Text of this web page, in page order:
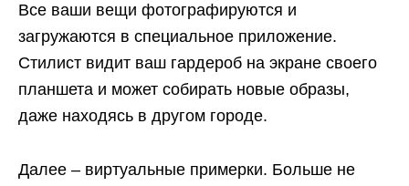
Все ваши вещи фотографируются и
загружаются в специальное приложение.
Стилист видит ваш гардероб на экране своего
планшета и может собирать новые образы,
даже находясь в другом городе.
Далее – виртуальные примерки. Больше не